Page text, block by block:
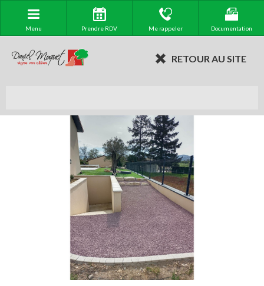
Menu Prendre RDV Me rappeler Documentation
RETOUR AU SITE